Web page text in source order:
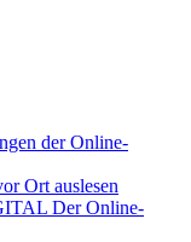
der Online-
Ort auslesen
Der Online-